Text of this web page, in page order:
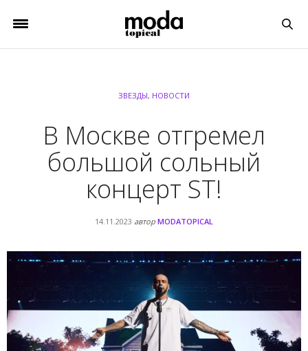
ЗВЕЗДЫ, НОВОСТИ
В Москве отгремел
большой сольный
концерт ST!
14.11.2023 автор MODATOPICAL